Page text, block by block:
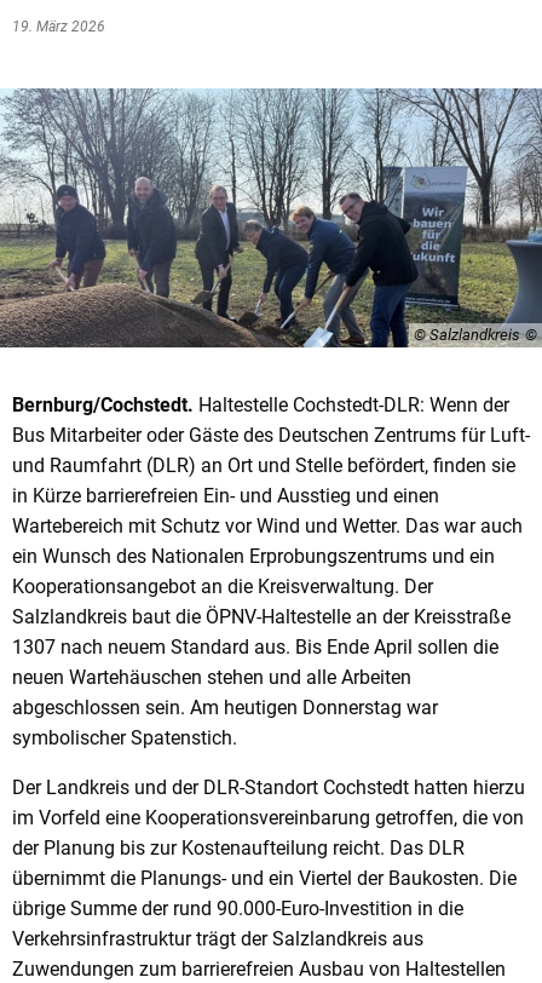
19. März 2026
© Salzlandkreis
Bernburg/Cochstedt. Haltestelle Cochstedt-DLR: Wenn der
Bus Mitarbeiter oder Gäste des Deutschen Zentrums für Luft-
und Raumfahrt (DLR) an Ort und Stelle befördert, finden sie
in Kürze barrierefreien Ein- und Ausstieg und einen
Wartebereich mit Schutz vor Wind und Wetter. Das war auch
ein Wunsch des Nationalen Erprobungszentrums und ein
Kooperationsangebot an die Kreisverwaltung. Der
Salzlandkreis baut die ÖPNV-Haltestelle an der Kreisstraße
1307 nach neuem Standard aus. Bis Ende April sollen die
neuen Wartehäuschen stehen und alle Arbeiten
abgeschlossen sein. Am heutigen Donnerstag war
symbolischer Spatenstich.
Der Landkreis und der DLR-Standort Cochstedt hatten hierzu
im Vorfeld eine Kooperationsvereinbarung getroffen, die von
der Planung bis zur Kostenaufteilung reicht. Das DLR
übernimmt die Planungs- und ein Viertel der Baukosten. Die
übrige Summe der rund 90.000-Euro-Investition in die
Verkehrsinfrastruktur trägt der Salzlandkreis aus
Zuwendungen zum barrierefreien Ausbau von Haltestellen